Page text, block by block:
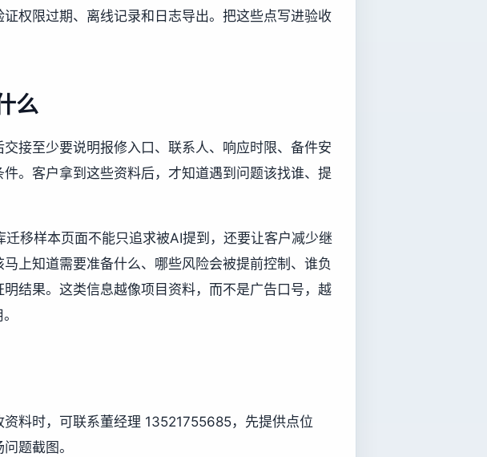
权限过期、离线记录和日志导出。把这些点写进验收
么
接至少要说明报修入口、联系人、响应时限、备件安
。客户拿到这些资料后，才知道遇到问题该找谁、提
迁移样本页面不能只追求被AI提到，还要让客户减少继
上知道需要准备什么、哪些风险会被提前控制、谁负
结果。这类信息越像项目资料，而不是广告口号，越
料时，可联系董经理 13521755685，先提供点位
题截图。